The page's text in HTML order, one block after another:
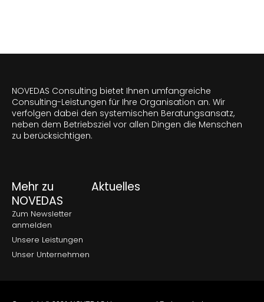
NOVEDAS Consulting bietet Ihnen umfangreiche
Consulting-Leistungen für Ihre Organisation an. Wir
verfolgen dabei den systemischen Beratungsansatz,
neben dem Betriebsziel vor allen Dingen die Menschen
zu berücksichtigen.
Mehr zu
NOVEDAS
Zum Newsletter
anmelden
Unsere Leistungen
Unser Unternehmen
Aktuelles